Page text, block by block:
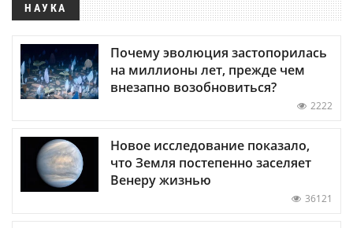
НАУКА
Почему эволюция застопорилась
на миллионы лет, прежде чем
внезапно возобновиться?
2222
Новое исследование показало,
что Земля постепенно заселяет
Венеру жизнью
36121